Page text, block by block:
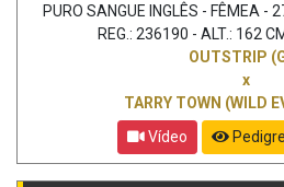
PURO SANGUE INGLÊS - FÊMEA
REG.: 236190 - ALT.: 162
OUTSTRIP
x
TARRY TOWN (WILD
Vídeo